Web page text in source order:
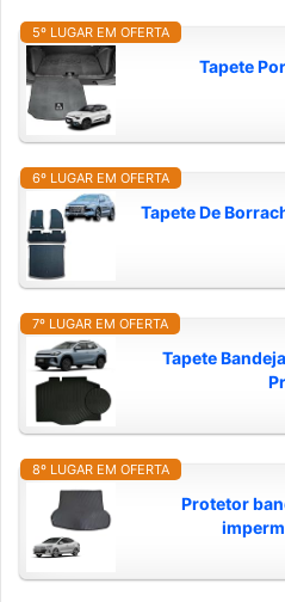
5º LUGAR EM OFERTA
Tapete
6º LUGAR EM OFERTA
Tapete De
7º LUGAR EM OFERTA
Tapete
8º LUGAR EM OFERTA
Protetor